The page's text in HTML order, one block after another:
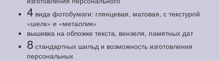
4 вида фотобумаги: глянцевая, матовая, с текстурой
«шелк» и «металлик»
вышивка на обложке текста, вензеля, памятных дат
8 стандартных шильд и возможность изготовления
персональных